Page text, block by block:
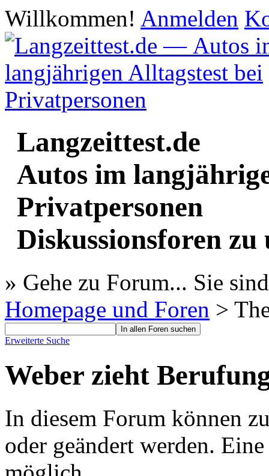
Willkommen! Anmelden
Langzeittest.de
Autos im
Privatpersonen
Diskussionsforen zu
» Gehe zu Forum... Sie
Homepage und Foren >
Erweiterte Suche
Weber zieht
In diesem Forum können
oder geändert werden.